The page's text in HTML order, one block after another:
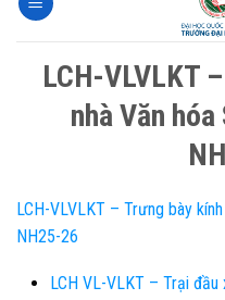
LCH-VLVLKT
nhà Văn
LCH-VLVLKT – Trưng bày
NH25-26
LCH VL-VLKT – Trại đầu